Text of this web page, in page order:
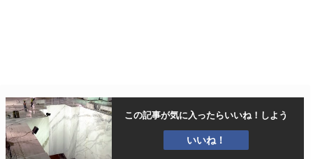
この記事が気に入ったらいいね！しよう
いいね！